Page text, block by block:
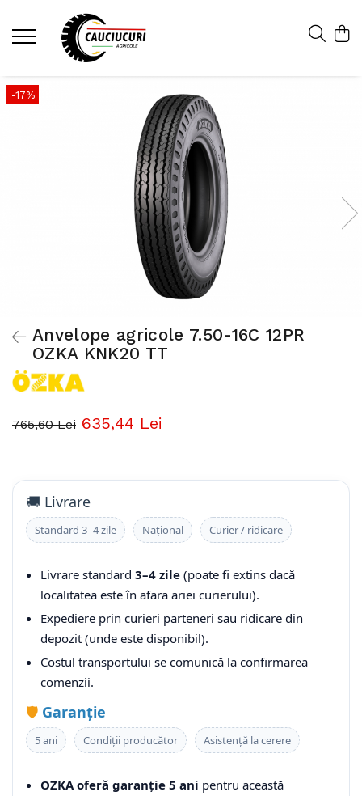
-17%
Anvelope agricole 7.50-16C 12PR
OZKA KNK20 TT
765,60 Lei 635,44 Lei
🚚 Livrare
Standard 3–4 zile Național Curier / ridicare
Livrare standard 3–4 zile (poate fi extins dacă
localitatea este în afara ariei curierului).
Expediere prin curieri parteneri sau ridicare din
depozit (unde este disponibil).
Costul transportului se comunică la confirmarea
comenzii.
🛡️ Garanție
5 ani Condiții producător Asistență la cerere
OZKA oferă garanție 5 ani pentru această